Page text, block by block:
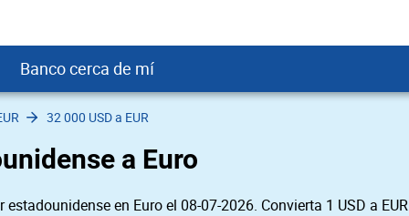
crediticio
Banco cerca de mí
de Mí
Cerca de Mí
de Mí
32 000 USD a EUR
a Euro
en Euro el 08-07-2026. Convierta 1 USD a